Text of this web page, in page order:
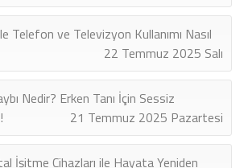
Telefon ve Televizyon Kullanımı Nasıl
22 Temmuz 2025 Salı
Nedir? Erken Tanı İçin Sessiz
21 Temmuz 2025 Pazartesi
İşitme Cihazları ile Hayata Yeniden